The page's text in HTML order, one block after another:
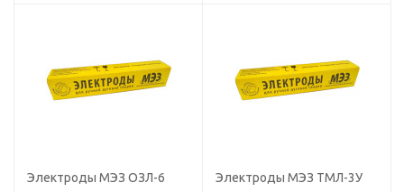
Электроды МЭЗ ОЗЛ-6 Электроды МЭЗ ТМЛ-3У